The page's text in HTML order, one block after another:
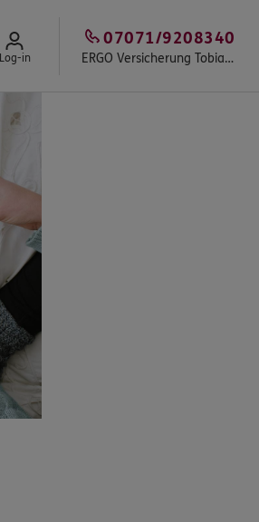
Log-in ERGO Versicherung Tobias Klink
07071/9208340